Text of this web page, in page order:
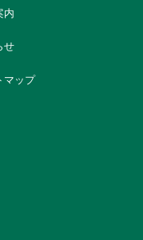
内
せ
マップ